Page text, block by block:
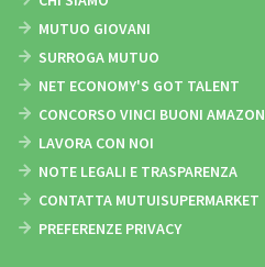
MUTUO GIOVANI
SURROGA MUTUO
NET ECONOMY'S GOT TALENT
CONCORSO VINCI BUONI AMAZON
LAVORA CON NOI
NOTE LEGALI E TRASPARENZA
CONTATTA MUTUISUPERMARKET
PREFERENZE PRIVACY